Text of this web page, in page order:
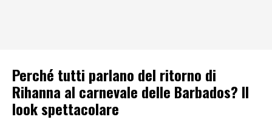
Perché tutti parlano del ritorno di
Rihanna al carnevale delle Barbados? Il
look spettacolare